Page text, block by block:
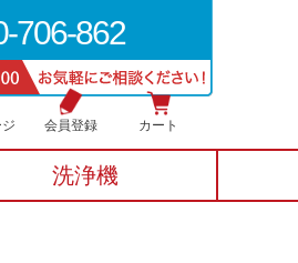
706-862
会員登録 カート
洗浄機